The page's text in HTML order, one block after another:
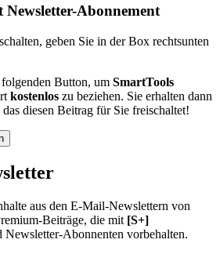
Newsletter-Abonnement
geben Sie in der Box rechtsunten
Button, um SmartTools
kostenlos zu beziehen. Sie erhalten dann
das diesen Beitrag für Sie freischaltet!
aus den E-Mail-Newslettern von
Beiträge, die mit [S+]
Newsletter-Abonnenten vorbehalten.